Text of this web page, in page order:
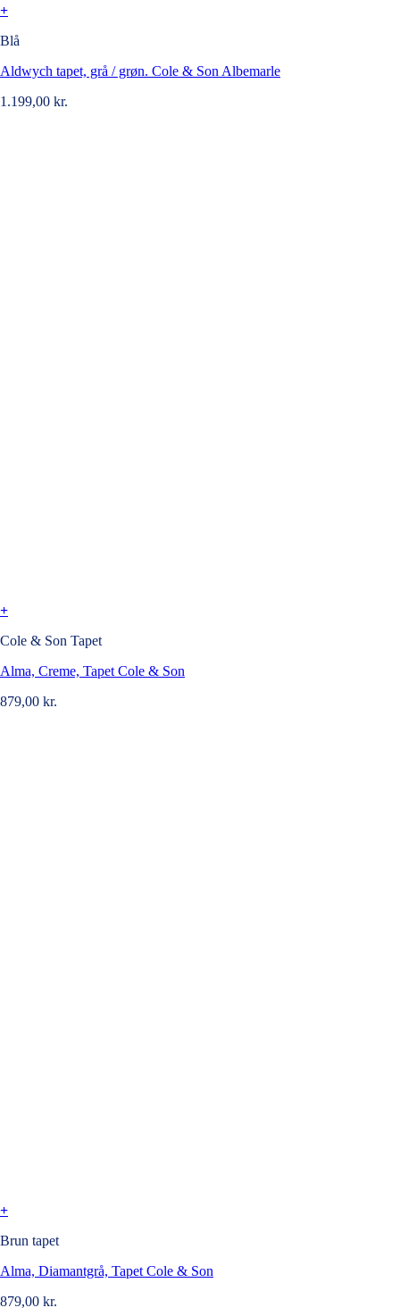
+
Blå
Aldwych tapet, grå / grøn. Cole & Son Albemarle
1.199,00 kr.
+
Cole & Son Tapet
Alma, Creme, Tapet Cole & Son
879,00 kr.
+
Brun tapet
Alma, Diamantgrå, Tapet Cole & Son
879,00 kr.